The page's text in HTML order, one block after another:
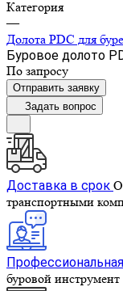
Категория
—
Долота PDC для
Буровое долото
По запросу
Отправить заявку
Задать вопрос
Доставка в срок
транспортными
буровой инструмент